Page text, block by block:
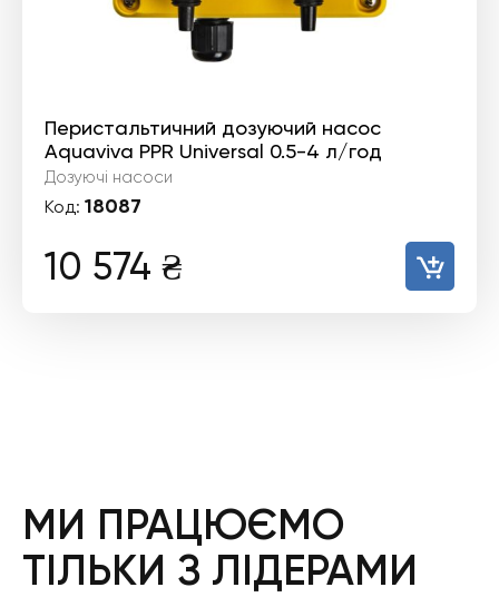
Перистальтичний дозуючий насос
Aquaviva PPR Universal 0.5-4 л/год
Дозуючі насоси
Код: 18087
10 574 ₴
МИ ПРАЦЮЄМО
ТІЛЬКИ З ЛІДЕРАМИ